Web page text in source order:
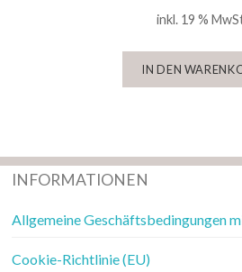
inkl. 19 %
IN DEN
INFORMATIONEN
Allgemeine Geschäftsbedingungen
Cookie-Richtlinie (EU)